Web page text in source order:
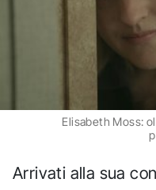
Elisabeth Moss:
Arrivati alla sua